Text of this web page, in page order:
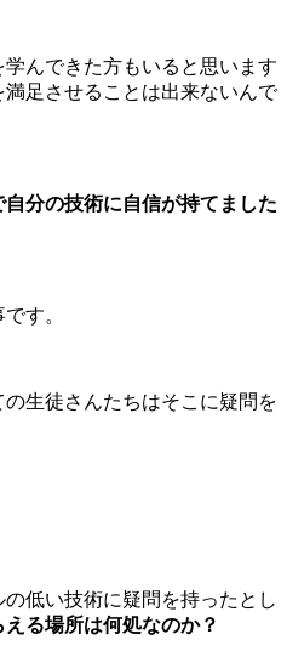
んできた方もいると思います
足させることは出来ないんで
分の技術に自信が持てました
す。
生徒さんたちはそこに疑問を
低い技術に疑問を持ったとし
る場所は何処なのか？